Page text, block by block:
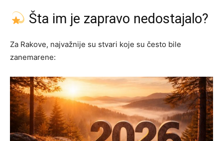
Šta im je zapravo nedostajalo?
Za Rakove, najvažnije su stvari koje su često bile
zanemarene: